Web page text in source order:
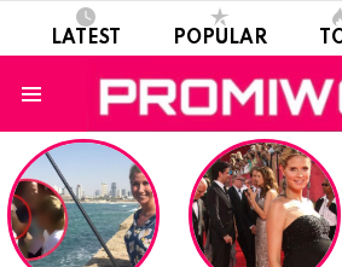
LATEST POPULAR
LATEST
STORIES